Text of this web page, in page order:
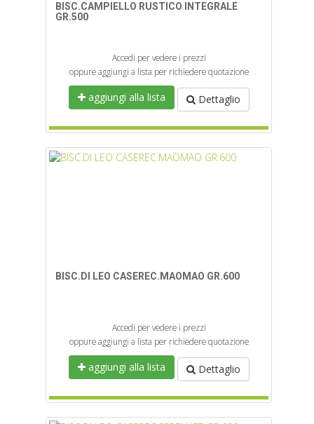
BISC.CAMPIELLO RUSTICO INTEGRALE
GR.500
Accedi per vedere i prezzi
oppure aggiungi a lista per richiedere quotazione
aggiungi alla lista Dettaglio
BISC.DI LEO CASEREC.MAOMAO GR.600
Accedi per vedere i prezzi
oppure aggiungi a lista per richiedere quotazione
aggiungi alla lista Dettaglio